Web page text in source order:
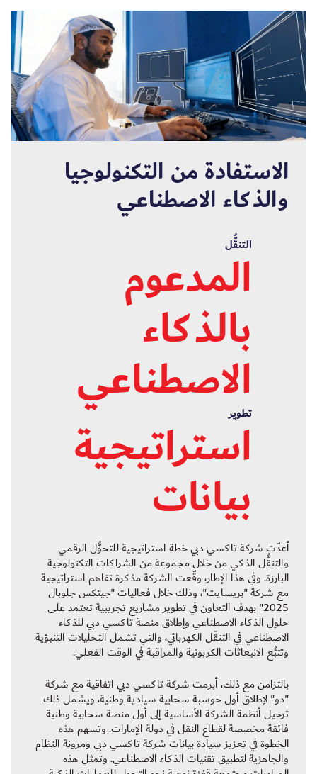
الاستفادة من التكنولوجيا
والذكاء الاصطناعي
التنقُّل
المدعوم
بالذكاء
الاصطناعي
تطوير
استراتيجية
بيانات
أعدّت شركة تاكسي دبي خطة استراتيجية للتحوُّل الرقمي
والتنقُّل الذكي من خلال مجموعة من الشراكات التكنولوجية
البارزة. وفي هذا الإطار، وقّعت الشركة مذكرة تفاهم استراتيجية
مع شركة "بريسايت"، وذلك خلال فعاليات "جيتكس جلوبال
2025" بهدف التعاون في تطوير مشاريع تجريبية تعتمد على
حلول الذكاء الاصطناعي وإطلاق منصة تاكسي دبي للذكاء
الاصطناعي في التنقّل الكهربائي، والتي تشمل التحليلات التنبؤية
وتتبُّع الانبعاثات الكربونية والمراقبة في الوقت الفعلي.
بالتزامن مع ذلك، أبرمت شركة تاكسي دبي اتفاقية مع شركة
"دو" لإطلاق أول حوسبة سحابية سيادية وطنية، ويشمل ذلك
ترحيل أنظمة الشركة الأساسية إلى أول منصة سحابية وطنية
فائقة مخصصة لقطاع النقل في دولة الإمارات. وتسهم هذه
الخطوة في تعزيز سيادة بيانات شركة تاكسي دبي ومرونة النظام
والجاهزية لتطبيق تقنيات الذكاء الاصطناعي. وتمثل هذه